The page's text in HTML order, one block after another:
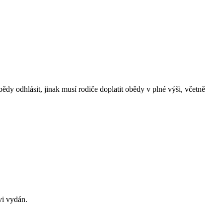
odhlásit, jinak musí rodiče doplatit obědy v plné výši, včetně
vydán.